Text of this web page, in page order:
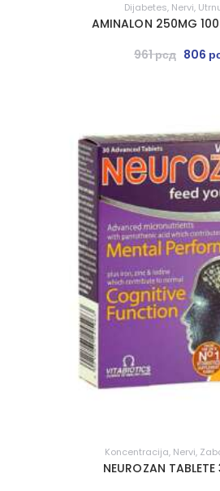
Dijabetes, Nervi,
AMINALON 250MG
961рсд 806
Koncentracija, Nervi,
NEUROZAN